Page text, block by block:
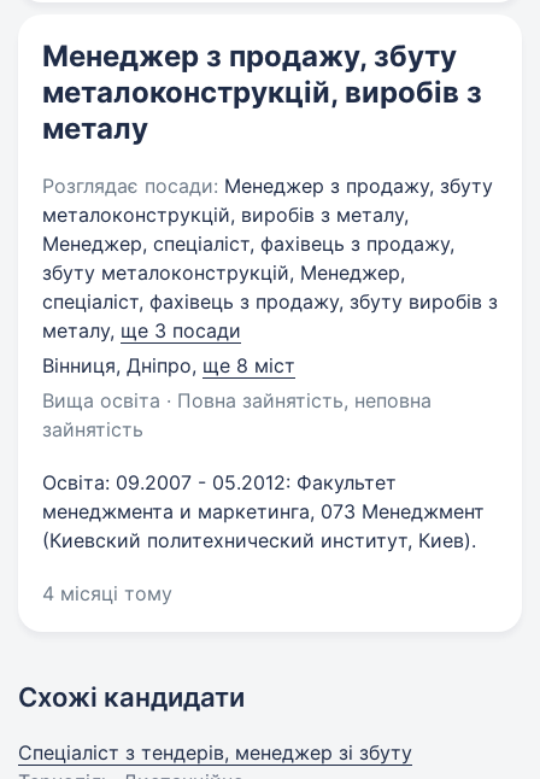
Менеджер з продажу, збуту
металоконструкцiй, виробiв з
металу
Розглядає посади: Менеджер з продажу, збуту
металоконструкцiй, виробiв з металу,
Менеджер, спеціаліст, фахівець з продажу,
збуту металоконструкцiй, Менеджер,
спеціаліст, фахівець з продажу, збуту виробiв з
металу, ще 3 посади
Вінниця, Дніпро, ще 8 міст
Вища освіта · Повна зайнятість, неповна
зайнятість
Освіта: 09.2007 - 05.2012: Факультет
менеджмента и маркетинга, 073 Менеджмент
(Киевский политехнический институт, Киев).
4 місяці тому
Схожі кандидати
Спеціаліст з тендерів, менеджер зі збуту